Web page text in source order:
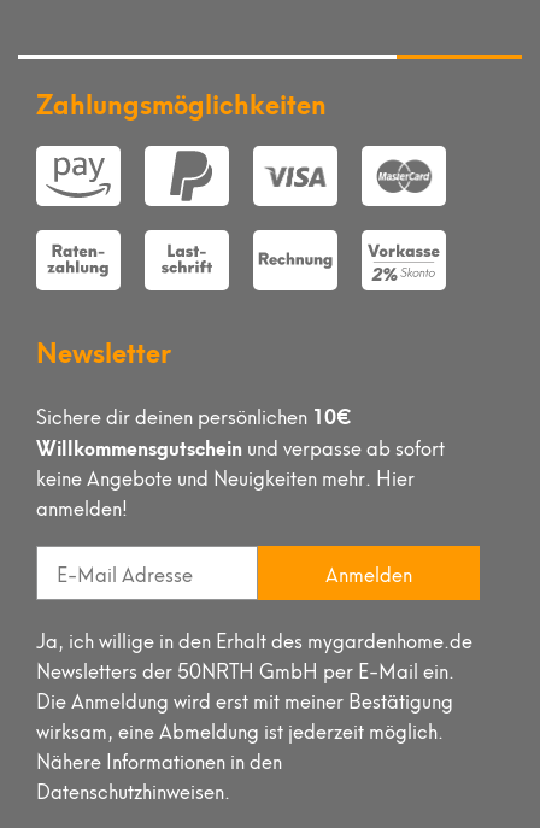
Zahlungsmöglichkeiten
Newsletter
Sichere dir deinen persönlichen 10€
Willkommensgutschein und verpasse ab sofort
keine Angebote und Neuigkeiten mehr. Hier
anmelden!
Anmelden
Ja, ich willige in den Erhalt des mygardenhome.de
Newsletters der 50NRTH GmbH per E-Mail ein.
Die Anmeldung wird erst mit meiner Bestätigung
wirksam, eine Abmeldung ist jederzeit möglich.
Nähere Informationen in den
Datenschutzhinweisen.